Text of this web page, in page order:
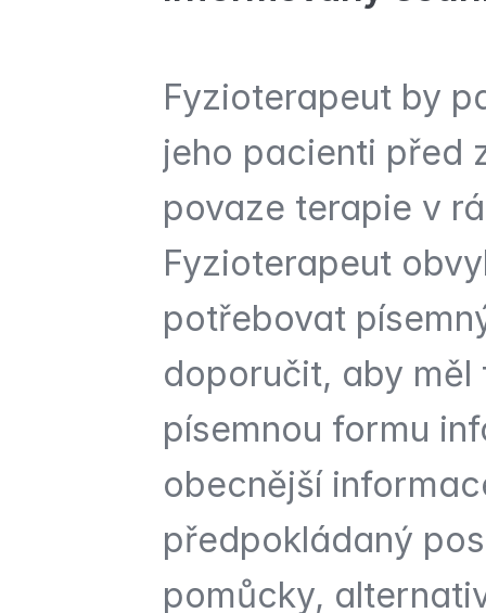
Fyzioterapeut by
jeho pacienti před
povaze terapie v
Fyzioterapeut
potřebovat
doporučit, aby
písemnou formu
obecnější
předpokládaný
pomůcky,